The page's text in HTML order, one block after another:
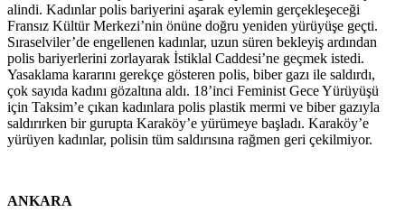
alindi. Kadınlar polis bariyerini aşarak eylemin gerçekleşeceği
Fransız Kültür Merkezi’nin önüne doğru yeniden yürüyüşe geçti.
Sıraselviler’de engellenen kadınlar, uzun süren bekleyiş ardından
polis bariyerlerini zorlayarak İstiklal Caddesi’ne geçmek istedi.
Yasaklama kararını gerekçe gösteren polis, biber gazı ile saldırdı,
çok sayıda kadını gözaltına aldı. 18’inci Feminist Gece Yürüyüşü
için Taksim’e çıkan kadınlara polis plastik mermi ve biber gazıyla
saldırırken bir gurupta Karaköy’e yürümeye başladı. Karaköy’e
yürüyen kadınlar, polisin tüm saldırısına rağmen geri çekilmiyor.
ANKARA